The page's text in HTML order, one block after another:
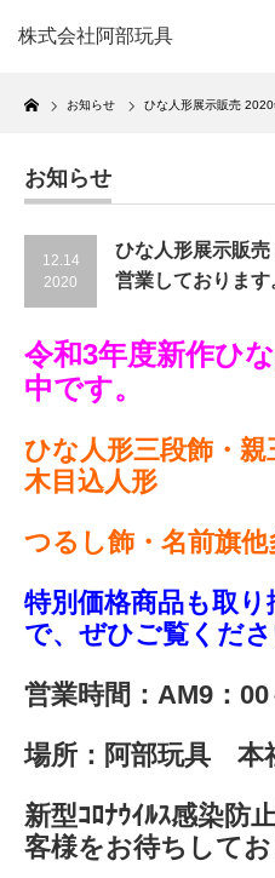
株式会社阿部玩具
Home
お知らせ ひな人形展示販売 2020
お知らせ
12.14
2020
ひな人形展示販
営業しております
令和3年度新作ひ
中です。
ひな人形三段飾・親
木目込人形
つるし飾・名前旗他
特別価格商品も取
で、ぜひご覧くださ
営業時間：AM9：
場所：阿部玩具 本
新型ｺﾛﾅｳｲﾙｽ感染防
客様をお待ちしてお